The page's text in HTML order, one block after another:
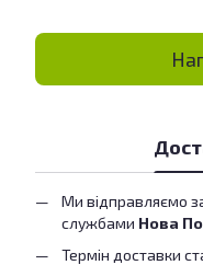
Ми відправляємо
службами Нова
Термін доставки